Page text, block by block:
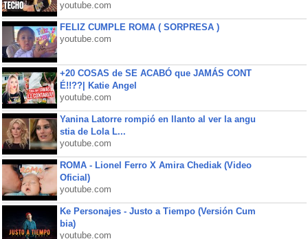
youtube.com
FELIZ CUMPLE ROMA ( SORPRESA )
youtube.com
+20 COSAS de SE ACABÓ que JAMÁS CONT
É!!??| Katie Angel
youtube.com
Yanina Latorre rompió en llanto al ver la angu
stia de Lola L...
youtube.com
ROMA - Lionel Ferro X Amira Chediak (Video
Oficial)
youtube.com
Ke Personajes - Justo a Tiempo (Versión Cum
bia)
youtube.com